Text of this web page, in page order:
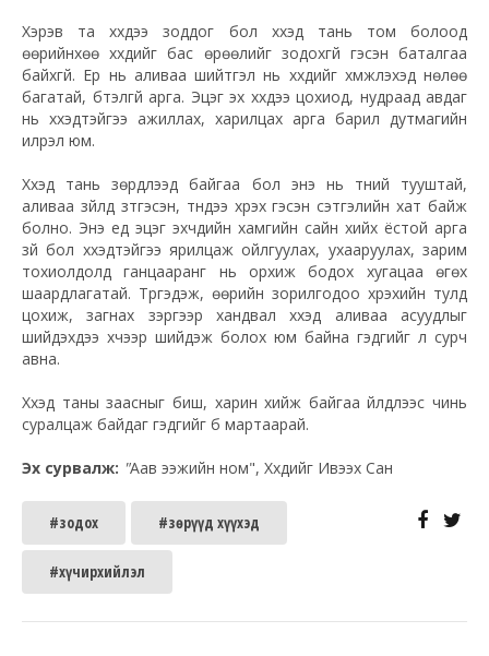
Хэрэв та хүүхдээ зоддог бол хүүхэд тань том болоод
өөрийнхөө хүүхдийг бас өрөөлийг зодохгүй гэсэн баталгаа
байхгүй. Ер нь аливаа шийтгэл нь хүүхдийг хүмүүжүүлэхэд нөлөө
багатай, бүтэлгүй арга. Эцэг эх хүүхдээ цохиод, нудраад авдаг
нь хүүхэдтэйгээ ажиллах, харилцах арга барил дутмагийн
илрэл юм.
Хүүхэд тань зөрүүдлээд байгаа бол энэ нь түүний тууштай,
аливаа зүйлд зүтгэсэн, түүндээ хүрэх гэсэн сэтгэлийн хат байж
болно. Энэ үед эцэг эхчүүдийн хамгийн сайн хийх ёстой арга
зүй бол хүүхэдтэйгээ ярилцаж ойлгуулах, ухааруулах, зарим
тохиолдолд ганцааранг нь орхиж бодох хугацаа өгөх
шаардлагатай. Түргэдэж, өөрийн зорилгодоо хүрэхийн тулд
цохиж, загнах зэргээр хандвал хүүхэд аливаа асуудлыг
шийдэхдээ хүчээр шийдэж болох юм байна гэдгийг л сурч
авна.
Хүүхэд таны заасныг биш, харин хийж байгаа үйлдлээс чинь
суралцаж байдаг гэдгийг бүү мартаарай.
Эх сурвалж: "Аав ээжийн ном", Хүүхдийг Ивээх Сан
#зодох #зөрүүд хүүхэд
#хүчирхийлэл